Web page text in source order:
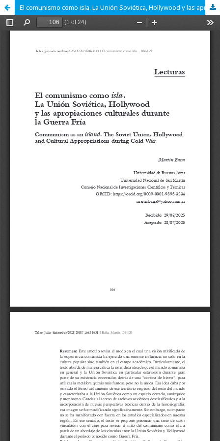
El comunismo como isla. La Unión Soviética, Hollywood y las apropiaciones culturales durante la Guerra Fría